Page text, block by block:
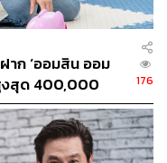
ย่อนภาษีเหมือนกัน
กดูแลทั้งพ่อและแม่
ายได้ไม่เกิน 30,000
หรือพ่อแม่ของคู่สมรส
ะคู่สมรสคนนั้นต้องไม่มี
าก ‘ออมสิน ออม
งสุด 400,000
176